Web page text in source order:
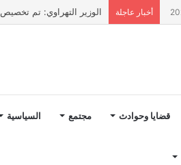
أخبار عاجلة الوزير التهراوي: تم تخصيص 1.4 مليار درهم لتعزيز العرض الصحي بإقليم سطات ومشروع مستشفى جديد
قضايا وحوادث مجتمع السياسية